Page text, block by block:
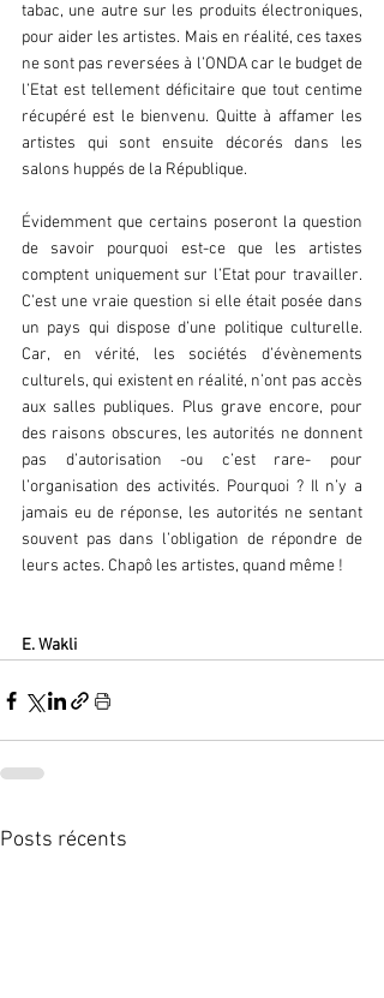
tabac, une autre sur les produits électroniques,
pour aider les artistes. Mais en réalité, ces taxes
ne sont pas reversées à l’ONDA car le budget de
l’Etat est tellement déficitaire que tout centime
récupéré est le bienvenu. Quitte à affamer les
artistes qui sont ensuite décorés dans les
salons huppés de la République.
Évidemment que certains poseront la question
de savoir pourquoi est-ce que les artistes
comptent uniquement sur l’Etat pour travailler.
C’est une vraie question si elle était posée dans
un pays qui dispose d’une politique culturelle.
Car, en vérité, les sociétés d’évènements
culturels, qui existent en réalité, n’ont pas accès
aux salles publiques. Plus grave encore, pour
des raisons obscures, les autorités ne donnent
pas d’autorisation -ou c’est rare- pour
l’organisation des activités. Pourquoi ? Il n’y a
jamais eu de réponse, les autorités ne sentant
souvent pas dans l’obligation de répondre de
leurs actes. Chapô les artistes, quand même !
E. Wakli
Posts récents